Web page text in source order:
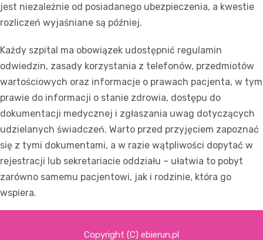
jest niezależnie od posiadanego ubezpieczenia, a kwestie
rozliczeń wyjaśniane są później.
Każdy szpital ma obowiązek udostępnić regulamin
odwiedzin, zasady korzystania z telefonów, przedmiotów
wartościowych oraz informacje o prawach pacjenta, w tym
prawie do informacji o stanie zdrowia, dostępu do
dokumentacji medycznej i zgłaszania uwag dotyczących
udzielanych świadczeń. Warto przed przyjęciem zapoznać
się z tymi dokumentami, a w razie wątpliwości dopytać w
rejestracji lub sekretariacie oddziału – ułatwia to pobyt
zarówno samemu pacjentowi, jak i rodzinie, która go
wspiera.
Copyright (C) ebierun.pl